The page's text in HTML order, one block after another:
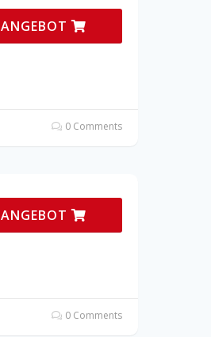
ANGEBOT
0 Comments
ANGEBOT
0 Comments